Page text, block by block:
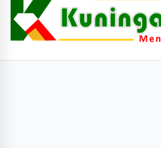
Quick Links
LATEST UPDATES